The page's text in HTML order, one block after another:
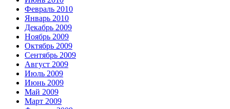
Февраль 2010
Январь 2010
Декабрь 2009
Ноябрь 2009
Октябрь 2009
Сентябрь 2009
Август 2009
Июль 2009
Июнь 2009
Май 2009
Март 2009